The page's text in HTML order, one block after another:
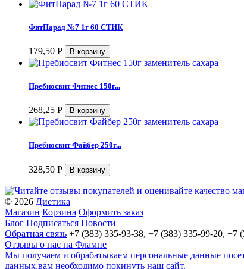
ФитПарад №7 1г 60 СТИК
179,50 Р
Пребиосвит Фитнес 150г...
268,25 Р
Пребиосвит Файбер 250г...
328,50 Р
© 2026 Диетика
Магазин Корзина Оформить заказ
Блог Подписаться Новости
Обратная связь +7 (383) 335-93-38, +7 (383) 335-99-20, +7
Отзывы о нас на Флампе
Мы получаем и обрабатываем персональные данные
данных,вам необходимо покинуть наш сайт.